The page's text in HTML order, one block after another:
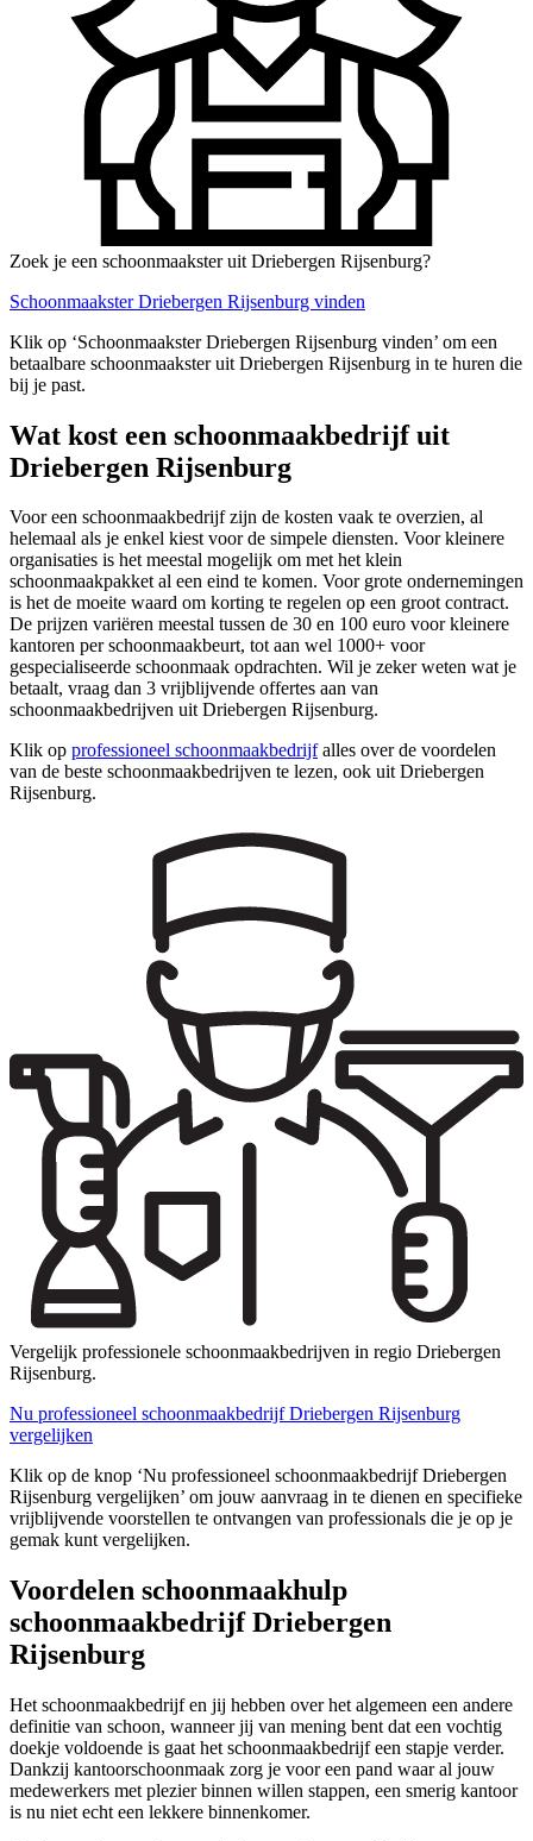
Zoek je een schoonmaakster uit Driebergen Rijsenburg?
Schoonmaakster Driebergen Rijsenburg vinden
Klik op ‘Schoonmaakster Driebergen Rijsenburg vinden’ om een
betaalbare schoonmaakster uit Driebergen Rijsenburg in te huren die
bij je past.
Wat kost een schoonmaakbedrijf uit
Driebergen Rijsenburg
Voor een schoonmaakbedrijf zijn de kosten vaak te overzien, al
helemaal als je enkel kiest voor de simpele diensten. Voor kleinere
organisaties is het meestal mogelijk om met het klein
schoonmaakpakket al een eind te komen. Voor grote ondernemingen
is het de moeite waard om korting te regelen op een groot contract.
De prijzen variëren meestal tussen de 30 en 100 euro voor kleinere
kantoren per schoonmaakbeurt, tot aan wel 1000+ voor
gespecialiseerde schoonmaak opdrachten. Wil je zeker weten wat je
betaalt, vraag dan 3 vrijblijvende offertes aan van
schoonmaakbedrijven uit Driebergen Rijsenburg.
Klik op professioneel schoonmaakbedrijfalles over de voordelen
van de beste schoonmaakbedrijven te lezen, ook uit Driebergen
Rijsenburg.
Vergelijk professionele schoonmaakbedrijven in regio Driebergen
Rijsenburg.
Nu professioneel schoonmaakbedrijf Driebergen Rijsenburg
vergelijken
Klik op de knop ‘Nu professioneel schoonmaakbedrijf Driebergen
Rijsenburg vergelijken’ om jouw aanvraag in te dienen en specifieke
vrijblijvende voorstellen te ontvangen van professionals die je op je
gemak kunt vergelijken.
Voordelen schoonmaakhulp
schoonmaakbedrijf Driebergen
Rijsenburg
Het schoonmaakbedrijf en jij hebben over het algemeen een andere
definitie van schoon, wanneer jij van mening bent dat een vochtig
doekje voldoende is gaat het schoonmaakbedrijf een stapje verder.
Dankzij kantoorschoonmaak zorg je voor een pand waar al jouw
medewerkers met plezier binnen willen stappen, een smerig kantoor
is nu niet echt een lekkere binnenkomer.